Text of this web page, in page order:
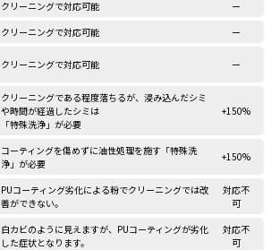
クリーニングで対応可能
ー
クリーニングで対応可能
ー
クリーニングで対応可能 ー
クリーニングである程度落ちるが、浸み込んだシミ
や時間が経過したシミは
「特殊洗浄」が必要
+150%
コーティングを傷めずに油性処理を施す「特殊洗
浄」が必要
+150%
PUコーティング劣化による粉でクリーニングでは改
善ができない。
対応不
可
白カビのように見えますが、PUコーティングが劣化
した症状となります。
対応不
可